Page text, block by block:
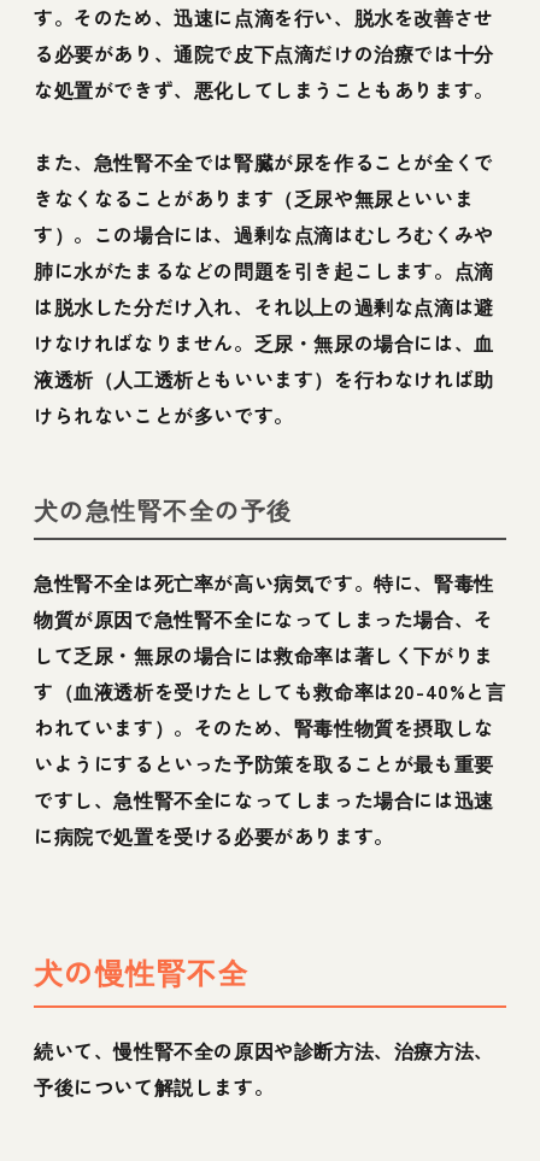
す。そのため、迅速に点滴を行い、脱水を改善させ
る必要があり、通院で皮下点滴だけの治療では十分
な処置ができず、悪化してしまうこともあります。
また、急性腎不全では腎臓が尿を作ることが全くで
きなくなることがあります（乏尿や無尿といいま
す）。この場合には、過剰な点滴はむしろむくみや
肺に水がたまるなどの問題を引き起こします。点滴
は脱水した分だけ入れ、それ以上の過剰な点滴は避
けなければなりません。乏尿・無尿の場合には、血
液透析（人工透析ともいいます）を行わなければ助
けられないことが多いです。
犬の急性腎不全の予後
急性腎不全は死亡率が高い病気です。特に、腎毒性
物質が原因で急性腎不全になってしまった場合、そ
して乏尿・無尿の場合には救命率は著しく下がりま
す（血液透析を受けたとしても救命率は20-40%と言
われています）。そのため、腎毒性物質を摂取しな
いようにするといった予防策を取ることが最も重要
ですし、急性腎不全になってしまった場合には迅速
に病院で処置を受ける必要があります。
犬の慢性腎不全
続いて、慢性腎不全の原因や診断方法、治療方法、
予後について解説します。